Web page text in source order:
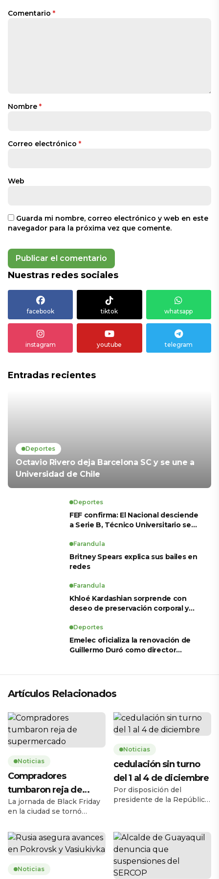
Comentario *
Nombre *
Correo electrónico *
Web
Guarda mi nombre, correo electrónico y web en este
navegador para la próxima vez que comente.
Nuestras redes sociales
facebook tiktok whatsapp
instagram youtube telegram
Entradas recientes
Deportes
Octavio Rivero deja Barcelona SC y se une a
Universidad de Chile
Deportes
FEF confirma: El Nacional desciende
a Serie B, Técnico Universitario se
para LigaPro 2026
Farandula
Britney Spears explica sus bailes en
redes
Farandula
Khloé Kardashian sorprende con
deseo de preservación corporal y
Deportes
Emelec oficializa la renovación de
Guillermo Duró como director
Artículos Relacionados
Noticias
Compradores
tumbaron reja de
supermercado
La jornada de Black Friday
en la ciudad se tornó
jueves 27 de noviembre,
cuando una multitud de
personas tumbó la reja de
en la avenida Carlos Julio
Noticias
cedulación sin turno
del 1 al 4 de diciembre
Por disposición del
presidente de la República,
cedulación sin turno entre
el lunes 1 y el jueves 4 de
diciembre de 2025, en
horario de 08h00 a 17h00,
Noticias